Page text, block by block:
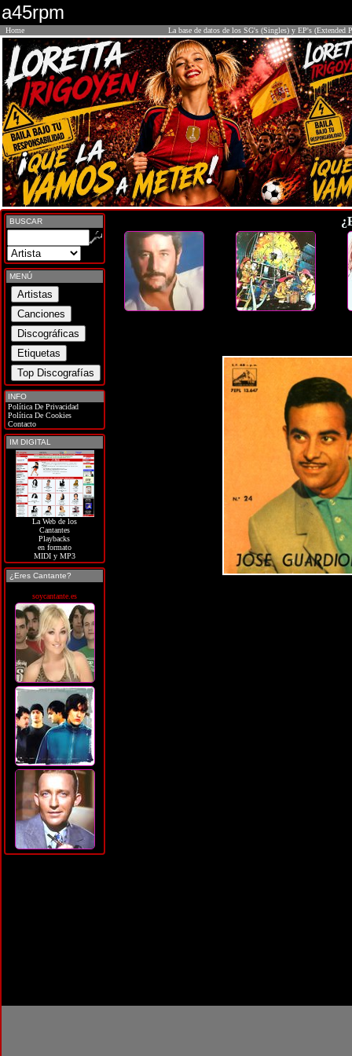
a45rpm
Home La base de datos de los SG's (Singles) y EP's (Extended
BUSCAR
MENÚ
INFO
Política De Privacidad
Política De Cookies
Contacto
IM DIGITAL
La Web de los
Cantantes
Playbacks
en formato
MIDI y MP3
¿Eres Cantante?
soycantante.es